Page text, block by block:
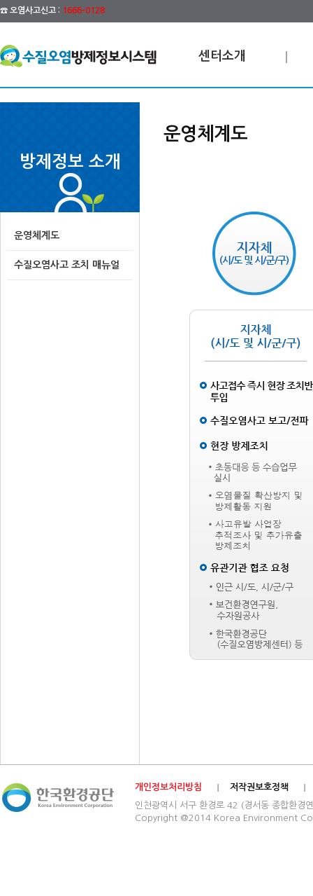
☎ 오염사고신고 : 1666-0128
센터소개
방제정보 소개
운영체계도
수질오염사고 조치 매뉴얼
운영체계도
개인정보처리방침
저작권보호정책
인천광역시 서구 환경로 42 (경서동 종합
Copyright @2014 Korea Environment